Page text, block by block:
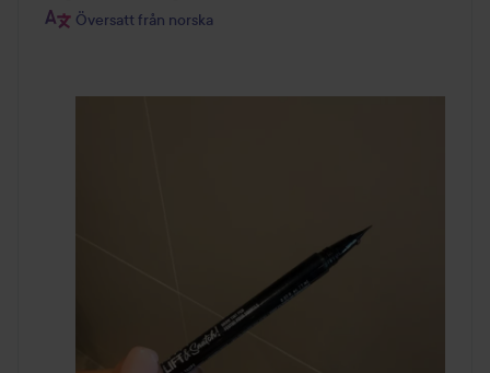
Översatt från norska